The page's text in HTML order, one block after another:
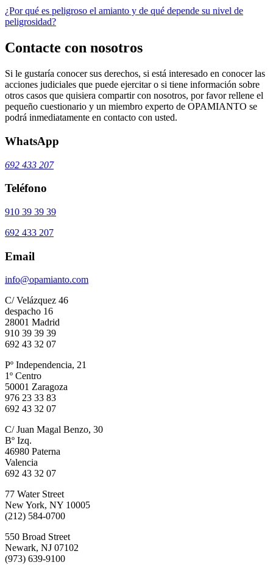
¿Por qué es peligroso el amianto y de qué depende su nivel de
peligrosidad?
Contacte con nosotros
Si le gustaría conocer sus derechos, si está interesado en conocer las
acciones judiciales que puede ejercitar o si tiene información sobre
otros casos que quisiera compartir con nosotros, por favor rellene el
pequeño cuestionario y un miembro experto de OPAMIANTO se
podrá inmediatamente en contacto con usted.
WhatsApp
692 433 207
Teléfono
910 39 39 39
692 433 207
Email
info@opamianto.com
C/ Velázquez 46
despacho 16
28001 Madrid
910 39 39 39
692 43 32 07
Pº Independencia, 21
1º Centro
50001 Zaragoza
976 23 33 83
692 43 32 07
C/ Juan Magal Benzo, 30
Bº Izq.
46980 Paterna
Valencia
692 43 32 07
77 Water Street
New York, NY 10005
(212) 584-0700
550 Broad Street
Newark, NJ 07102
(973) 639-9100